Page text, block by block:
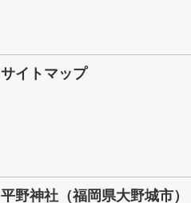
サイトマップ
平野神社（福岡県大野城市）